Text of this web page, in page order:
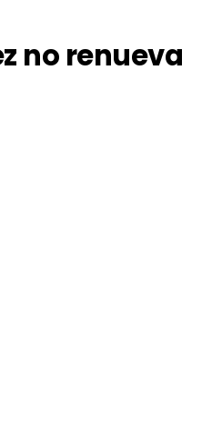
no renueva